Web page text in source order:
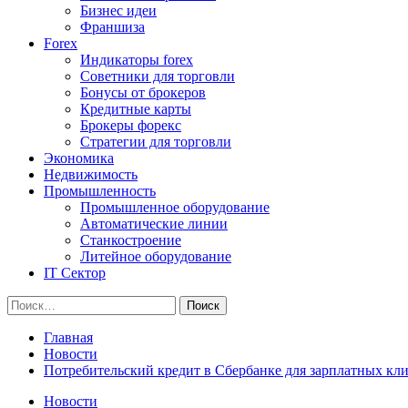
Бизнес идеи
Франшиза
Forex
Индикаторы forex
Советники для торговли
Бонусы от брокеров
Кредитные карты
Брокеры форекс
Стратегии для торговли
Экономика
Недвижимость
Промышленность
Промышленное оборудование
Автоматические линии
Станкостроение
Литейное оборудование
IT Сектор
Найти:
Главная
Новости
Потребительский кредит в Сбербанке для зарплатных
Новости